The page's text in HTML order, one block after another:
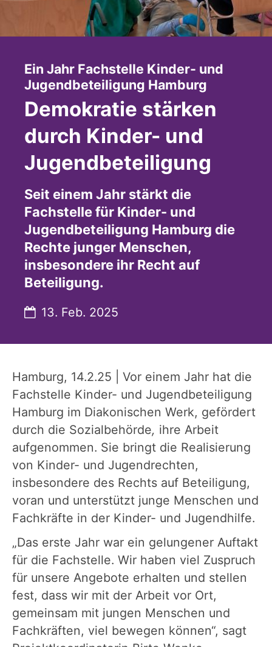
Ein Jahr Fachstelle Kinder- und
Jugendbeteiligung Hamburg
Demokratie stärken
durch Kinder- und
Jugendbeteiligung
Seit einem Jahr stärkt die
Fachstelle für Kinder- und
Jugendbeteiligung Hamburg die
Rechte junger Menschen,
insbesondere ihr Recht auf
Beteiligung.
Datum:
13. Feb. 2025
Hamburg, 14.2.25 | Vor einem Jahr hat die
Fachstelle Kinder- und Jugendbeteiligung
Hamburg im Diakonischen Werk, gefördert
durch die Sozialbehörde, ihre Arbeit
aufgenommen. Sie bringt die Realisierung
von Kinder- und Jugendrechten,
insbesondere des Rechts auf Beteiligung,
voran und unterstützt junge Menschen und
Fachkräfte in der Kinder- und Jugendhilfe.
„Das erste Jahr war ein gelungener Auftakt
für die Fachstelle. Wir haben viel Zuspruch
für unsere Angebote erhalten und stellen
fest, dass wir mit der Arbeit vor Ort,
gemeinsam mit jungen Menschen und
Fachkräften, viel bewegen können“, sagt